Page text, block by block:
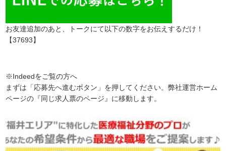
お友達追加のあと、トークにて以下の数字をお伝えするだけ！
【37693】
※Indeedをご覧の方へ
まずは「応募先へ進むボタン」を押してください。弊社運営ホーム
ページの『同じ求人票のページ』に移動します。